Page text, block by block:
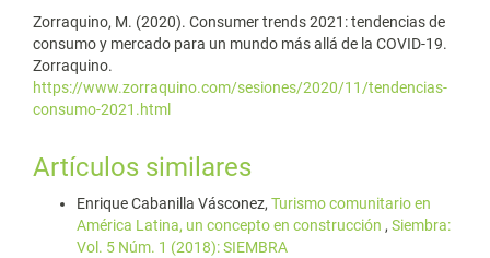
Zorraquino, M. (2020). Consumer trends 2021: tendencias de
consumo y mercado para un mundo más allá de la COVID-19.
Zorraquino.
https://www.zorraquino.com/sesiones/2020/11/tendencias-
consumo-2021.html
Artículos similares
Enrique Cabanilla Vásconez, Turismo comunitario en
América Latina, un concepto en construcción , Siembra:
Vol. 5 Núm. 1 (2018): SIEMBRA